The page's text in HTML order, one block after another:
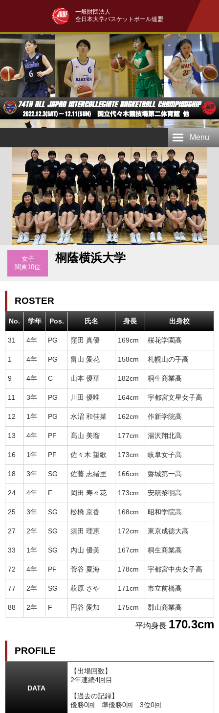
一般財団法人
全日本大学バスケットボール連盟
Menu
女子
関東10位
桐蔭横浜大学
ROSTER
No. 学年 Pos. 氏名 身長 出身校
31 4年 PG 窪田 真優 169cm 桜花学園高
1 4年 PG 畠山 愛花 158cm 札幌山の手高
9 4年 C 山本 優華 182cm 桐生商業高
11 3年 PG 川田 優唯 164cm 宇都宮文星女子高
12 1年 PG 水沼 和佳菜 162cm 作新学院高
13 4年 PF 髙山 美瑠 177cm 湯沢翔北高
16 1年 PF 佐々木 望歌 173cm 岐阜女子高
18 3年 SG 佐藤 志緒里 166cm 磐城第一高
24 4年 F 岡田 寿々花 173cm 安積黎明高
25 3年 SG 松橋 京香 168cm 昭和学院高
27 2年 SG 須田 理恵 172cm 東京成徳大高
33 1年 SG 内山 優美 167cm 桐生商業高
72 4年 PF 菅谷 夏海 178cm 宇都宮中央女子高
77 2年 SG 萩原 さや 171cm 市立前橋高
88 2年 F 円谷 愛加 175cm 郡山商業高
平均身長 170.3cm
PROFILE
DATA
【出場回数】
2年連続4回目
【過去の記録】
優勝0回 準優勝0回 3位0回